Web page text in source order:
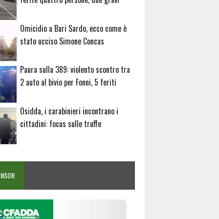
Omicidio a Bari Sardo, ecco come è
stato ucciso Simone Concas
Paura sulla 389: violento scontro tra
2 auto al bivio per Fonni, 5 feriti
Osidda, i carabinieri incontrano i
cittadini: focus sulle truffe